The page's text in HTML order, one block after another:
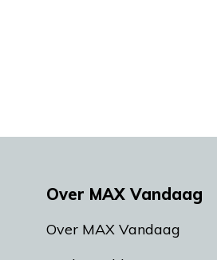
Over MAX Vandaag
Over MAX Vandaag